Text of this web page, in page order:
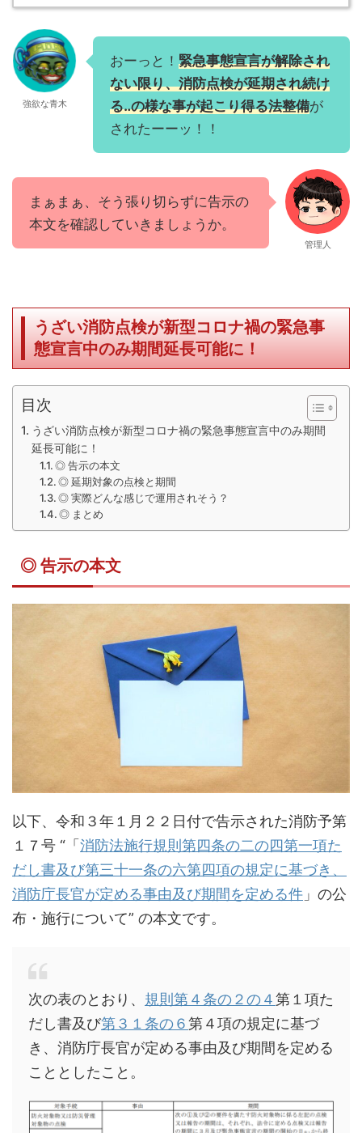
強欲な青木
おーっと！ 緊急事態宣言が解除され
ない限り、消防点検が延期され続け
る‥の様な事が起こり得る法整備が
されたーーッ！！
まぁまぁ、そう張り切らずに告示の
本文を確認していきましょうか。
管理人
うざい消防点検が新型コロナ禍の緊急事
態宣言中のみ期間延長可能に！
目次
うざい消防点検が新型コロナ禍の緊急事態宣言中のみ期間
延長可能に！
◎ 告示の本文
◎ 延期対象の点検と期間
◎ 実際どんな感じで運用されそう？
◎ まとめ
◎ 告示の本文
以下、令和３年１月２２日付で告示された消防予第
１７号 “「 消防法施行規則第四条の二の四第一項た
だし書及び第三十一条の六第四項の規定に基づき、
消防庁長官が定める事由及び期間を定める件 」の公
布・施行について” の本文です。
次の表のとおり、 規則第４条の２の４第１項た
だし書及び第３１条の６第４項の規定に基づ
き、消防庁長官が定める事由及び期間を定める
こととしたこと。